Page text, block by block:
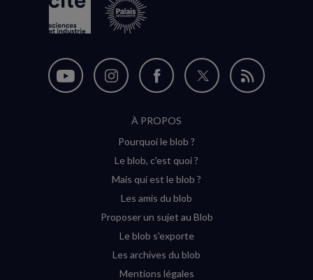
Nous
Nous
Instagram
(nouvelle
Nous
sur
Facebook
(nouvelle
Nous
Flux
À PROPOS
Pourquoi le blob ?
Le blob, c'est quoi ?
Mais qui est le blob ?
Les amis du blob
Proposer un sujet au Blob
Le blob s'exporte
Les archives du blob
Mentions légales